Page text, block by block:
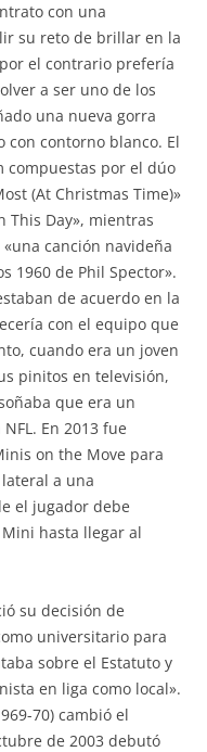
con una
su reto de brillar en la
el contrario prefería
a ser uno de los
una nueva gorra
con contorno blanco. El
compuestas por el dúo
(At Christmas Time)»
This Day», mientras
canción navideña
1960 de Phil Spector».
de acuerdo en la
con el equipo que
cuando era un joven
pinitos en televisión,
que era un
En 2013 fue
on the Move para
a una
el jugador debe
hasta llegar al
su decisión de
universitario para
sobre el Estatuto y
en liga como local».
70) cambió el
de 2003 debutó